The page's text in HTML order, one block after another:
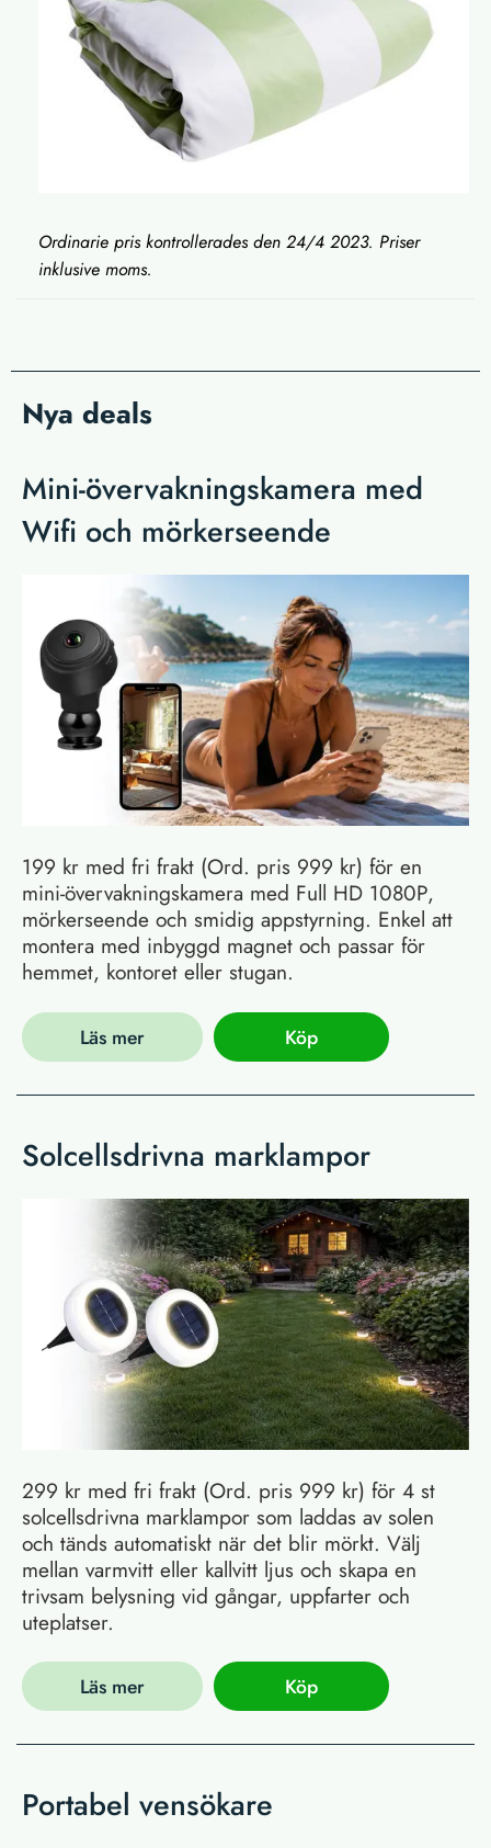
Ordinarie pris kontrollerades den 24/4 2023. Priser
inklusive moms.
Nya deals
Mini-övervakningskamera med
Wifi och mörkerseende
199 kr med fri frakt (Ord. pris 999 kr) för en
mini-övervakningskamera med Full HD 1080P,
mörkerseende och smidig appstyrning. Enkel att
montera med inbyggd magnet och passar för
hemmet, kontoret eller stugan.
Läs mer Köp
Solcellsdrivna marklampor
299 kr med fri frakt (Ord. pris 999 kr) för 4 st
solcellsdrivna marklampor som laddas av solen
och tänds automatiskt när det blir mörkt. Välj
mellan varmvitt eller kallvitt ljus och skapa en
trivsam belysning vid gångar, uppfarter och
uteplatser.
Läs mer Köp
Portabel vensökare